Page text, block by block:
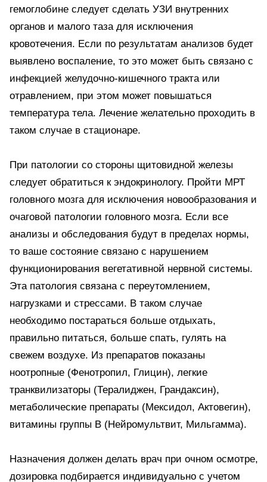
гемоглобине следует сделать УЗИ внутренних
органов и малого таза для исключения
кровотечения. Если по результатам анализов будет
выявлено воспаление, то это может быть связано с
инфекцией желудочно-кишечного тракта или
отравлением, при этом может повышаться
температура тела. Лечение желательно проходить в
таком случае в стационаре.
При патологии со стороны щитовидной железы
следует обратиться к эндокринологу. Пройти МРТ
головного мозга для исключения новообразования и
очаговой патологии головного мозга. Если все
анализы и обследования будут в пределах нормы,
то ваше состояние связано с нарушением
функционирования вегетативной нервной системы.
Эта патология связана с переутомлением,
нагрузками и стрессами. В таком случае
необходимо постараться больше отдыхать,
правильно питаться, больше спать, гулять на
свежем воздухе. Из препаратов показаны
ноотропные (Фенотропил, Глицин), легкие
транквилизаторы (Тералиджен, Грандаксин),
метаболические препараты (Мексидол, Актовегин),
витамины группы В (Нейромультвит, Мильгамма).
Назначения должен делать врач при очном осмотре,
дозировка подбирается индивидуально с учетом